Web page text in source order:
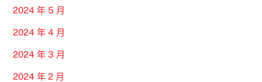
2024 年 5 月
2024 年 4 月
2024 年 3 月
2024 年 2 月